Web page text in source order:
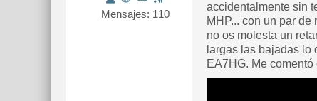
Mensajes: 110
accidentalmente sin
MHP... con un par
no os molesta un
largas las bajadas lo
EA7HG. Me